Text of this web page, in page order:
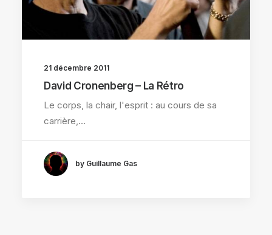
21 décembre 2011
David Cronenberg – La Rétro
Le corps, la chair, l'esprit : au cours de sa
carrière,…
by Guillaume Gas